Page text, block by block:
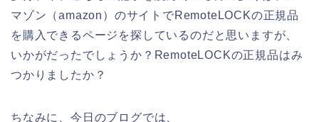
マゾン（amazon）のサイトでRemoteLOCKの正規品
を購入できるページを探しているのだと思いますが、
いかがだったでしょうか？RemoteLOCKの正規品はみ
つかりましたか？
ちなみに、今日のブログでは、